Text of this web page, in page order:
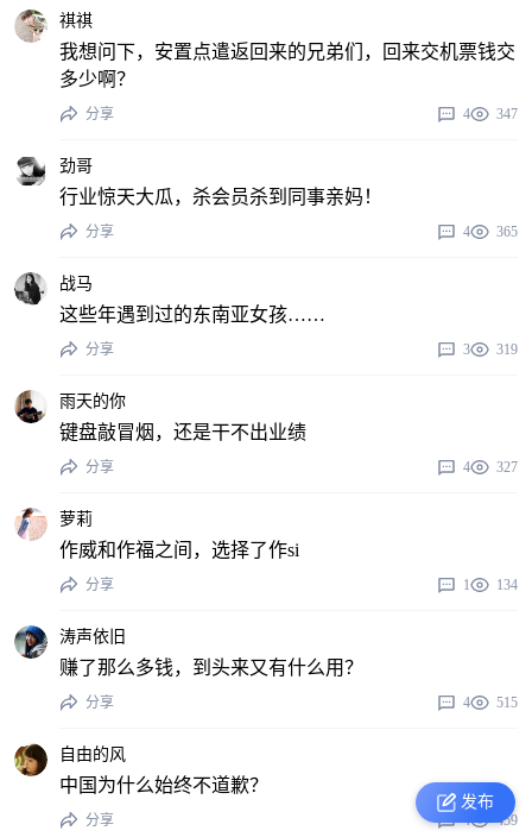
祺祺
我想问下，安置点遣返回来的兄弟们，回来交机票钱交
多少啊？
分享 4 347
劲哥
行业惊天大瓜，杀会员杀到同事亲妈！
分享 4 365
战马
这些年遇到过的东南亚女孩……
分享 3 319
雨天的你
键盘敲冒烟，还是干不出业绩
分享 4 327
萝莉
作威和作福之间，选择了作si
分享 1 134
涛声依旧
赚了那么多钱，到头来又有什么用？
分享 4 515
自由的风
中国为什么始终不道歉？
分享 4 459
发布